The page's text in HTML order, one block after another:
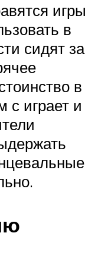
игры
в
сидят за
в
с играет и